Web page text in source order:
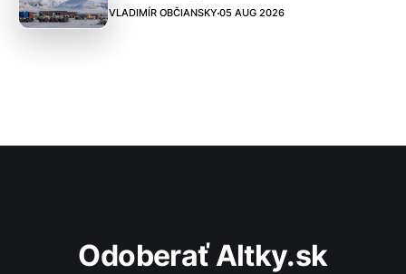
VLADIMÍR OBČIANSKY 05 AUG 2026
Odoberať Altky.sk